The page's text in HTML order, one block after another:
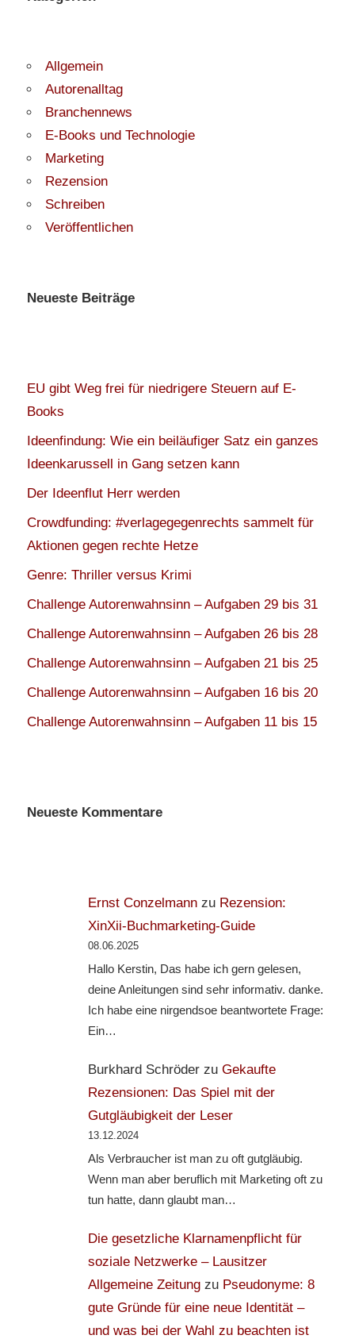
Allgemein
Autorenalltag
Branchennews
E-Books und Technologie
Marketing
Rezension
Schreiben
Veröffentlichen
Neueste Beiträge
EU gibt Weg frei für niedrigere Steuern auf E-
Books
Ideenfindung: Wie ein beiläufiger Satz ein ganzes
Ideenkarussell in Gang setzen kann
Der Ideenflut Herr werden
Crowdfunding: #verlagegegenrechts sammelt für
Aktionen gegen rechte Hetze
Genre: Thriller versus Krimi
Challenge Autorenwahnsinn – Aufgaben 29 bis 31
Challenge Autorenwahnsinn – Aufgaben 26 bis 28
Challenge Autorenwahnsinn – Aufgaben 21 bis 25
Challenge Autorenwahnsinn – Aufgaben 16 bis 20
Challenge Autorenwahnsinn – Aufgaben 11 bis 15
Neueste Kommentare
Ernst Conzelmannzu Rezension:
XinXii-Buchmarketing-Guide
08.06.2025
Hallo Kerstin, Das habe ich gern gelesen,
deine Anleitungen sind sehr informativ. danke.
Ich habe eine nirgendsoe beantwortete Frage:
Ein…
Burkhard Schröderzu Gekaufte
Rezensionen: Das Spiel mit der
Gutgläubigkeit der Leser
13.12.2024
Als Verbraucher ist man zu oft gutgläubig.
Wenn man aber beruflich mit Marketing oft zu
tun hatte, dann glaubt man…
Die gesetzliche Klarnamenpflicht für
soziale Netzwerke – Lausitzer
Allgemeine Zeitungzu Pseudonyme: 8
gute Gründe für eine neue Identität –
und was bei der Wahl zu beachten ist